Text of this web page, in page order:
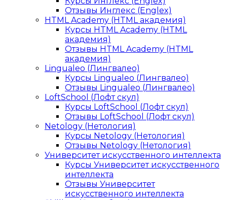
Отзывы Инглекс (Englex)
HTML Academy (HTML академия)
Курсы HTML Academy (HTML
академия)
Отзывы HTML Academy (HTML
академия)
Lingualeo (Лингвалео)
Курсы Lingualeo (Лингвалео)
Отзывы Lingualeo (Лингвалео)
LoftSchool (Лофт скул)
Курсы LoftSchool (Лофт скул)
Отзывы LoftSchool (Лофт скул)
Netology (Нетология)
Курсы Netology (Нетология)
Отзывы Netology (Нетология)
Университет искусственного интеллекта
Курсы Университет искусственного
интеллекта
Отзывы Университет
искусственного интеллекта